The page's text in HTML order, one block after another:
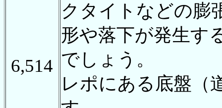
6,514
クタイトなどの膨
形や落下が発生す
でしょう。
レポにある底盤（